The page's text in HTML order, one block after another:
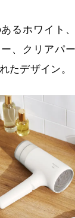
るホワイト
、 クリアパ
たデザイン。